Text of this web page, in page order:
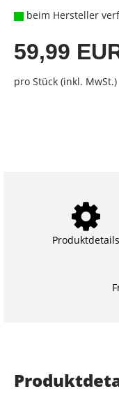
beim Hersteller
59,99
pro Stück (inkl. MwSt.)
Produktdetails